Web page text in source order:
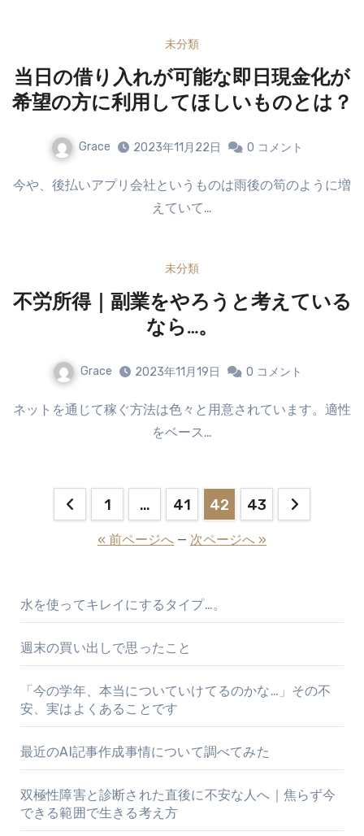
未分類
当日の借り入れが可能な即日現金化が
希望の方に利用してほしいものとは？
Grace 2023年11月22日 0 コメント
今や、後払いアプリ会社というものは雨後の筍のように増
えていて…
未分類
不労所得｜副業をやろうと考えている
なら…。
Grace 2023年11月19日 0 コメント
ネットを通じて稼ぐ方法は色々と用意されています。適性
をベース…
ペ
ー
ジ
送
1 … 41 42 43
« 前ページへ — 次ページへ »
水を使ってキレイにするタイプ…。
週末の買い出しで思ったこと
「今の学年、本当についていけてるのかな…」その不
安、実はよくあることです
最近のAI記事作成事情について調べてみた
双極性障害と診断された直後に不安な人へ｜焦らず今
できる範囲で生きる考え方